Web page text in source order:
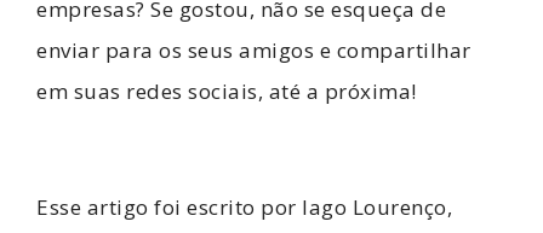
empresas? Se gostou, não se esqueça de
enviar para os seus amigos e compartilhar
em suas redes sociais, até a próxima!
Esse artigo foi escrito por Iago Lourenço,